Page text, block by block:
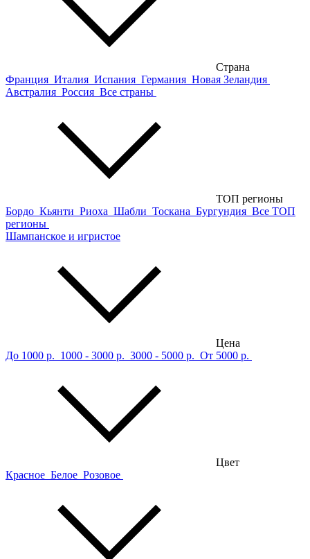
Страна
Франция Италия Испания Германия Новая Зеландия
Австралия Россия Все страны
ТОП регионы
Бордо Кьянти Риоха Шабли Тоскана Бургундия Все ТОП
регионы
Шампанское и игристое
Цена
До 1000 р. 1000 - 3000 р. 3000 - 5000 р. От 5000 р.
Цвет
Красное Белое Розовое